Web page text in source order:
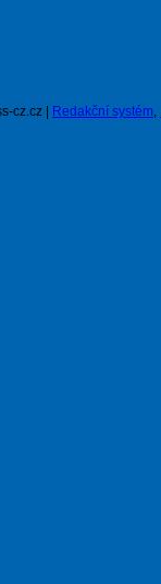
cz.cz | Redakční systém,